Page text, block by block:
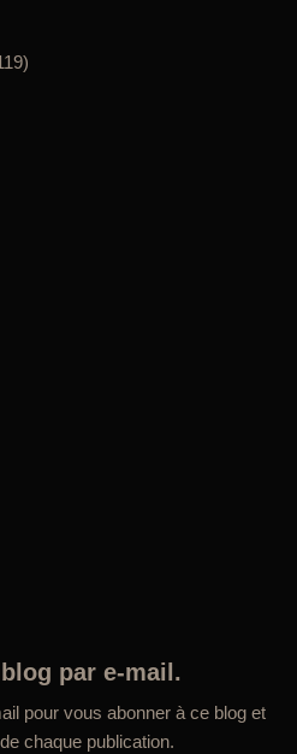
par e-mail.
pour vous abonner à ce blog et
chaque publication.